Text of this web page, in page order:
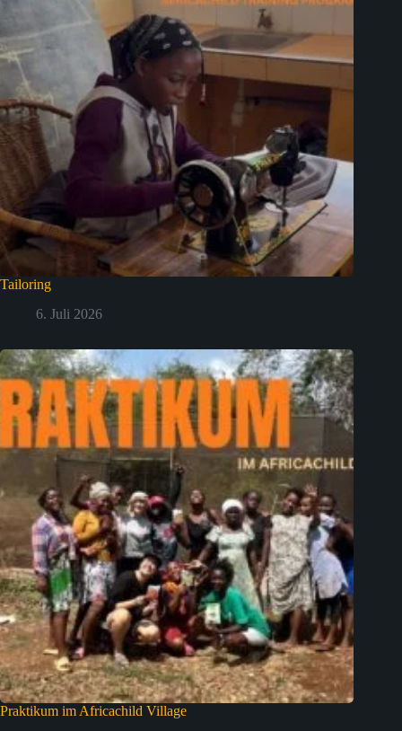
Tailoring
6. Juli 2026
Praktikum im Africachild Village